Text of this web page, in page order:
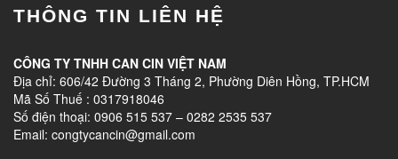
THÔNG TIN LIÊN HỆ
CÔNG TY TNHH CAN CIN VIỆT NAM
Địa chỉ: 606/42 Đường 3 Tháng 2, Phường Diên Hồng, TP.HCM
Mã Số Thuế : 0317918046
Số điện thoại: 0906 515 537 – 0282 2535 537
Email: congtycancin@gmail.com